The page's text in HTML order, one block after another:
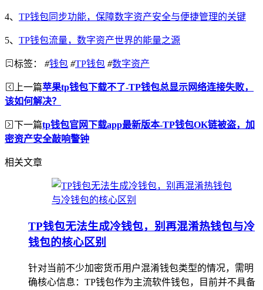
4、 TP钱包同步功能，保障数字资产安全与便捷管理的关键
5、 TP钱包流量，数字资产世界的能量之源
标签： #钱包 #TP钱包 #数字资产
上一篇苹果tp钱包下载不了-TP钱包总显示网络连接失败，
该如何解决？
下一篇tp钱包官网下载app最新版本-TP钱包OK链被盗，加
密资产安全敲响警钟
相关文章
TP钱包无法生成冷钱包，别再混淆热钱包与冷
钱包的核心区别
针对当前不少加密货币用户混淆钱包类型的情况，需明
确核心信息：TP钱包作为主流软件钱包，目前并不具备